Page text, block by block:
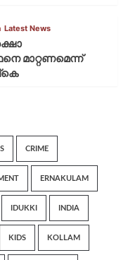
Latest News
മാറ്റണമെന്ന്
CRIME
ERNAKULAM
IDUKKI INDIA
KIDS KOLLAM